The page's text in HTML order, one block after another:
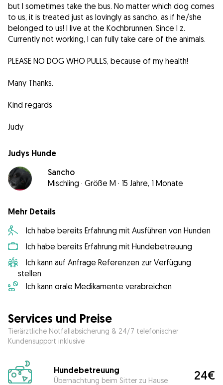
but I sometimes take the bus. No matter which dog comes
to us, it is treated just as lovingly as sancho, as if he/she
belonged to us! I live at the Kochbrunnen. Since I z.
Currently not working, I can fully take care of the animals.
PLEASE NO DOG WHO PULLS, because of my health!
Many Thanks.
Kind regards
Judy
Judys Hunde
Sancho
Mischling · Größe M · 15 Jahre, 1 Monate
Mehr Details
Ich habe bereits Erfahrung mit Ausführen von Hunden
Ich habe bereits Erfahrung mit Hundebetreuung
Ich kann auf Anfrage Referenzen zur Verfügung
stellen
Ich kann orale Medikamente verabreichen
Services und Preise
Tierärztliche Notfallabsicherung & 24/7 telefonischer
Kundensupport inklusive
Hundebetreuung
Übernachtung beim Sitter zu Hause 24€